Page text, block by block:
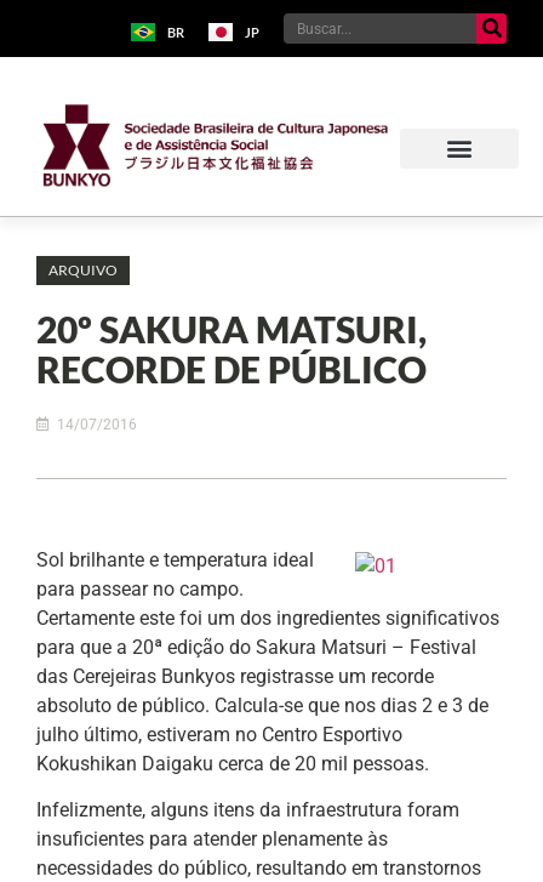
BR JP
ARQUIVO
20º SAKURA MATSURI,
RECORDE DE PÚBLICO
14/07/2016
Sol brilhante e temperatura ideal
para passear no campo.
Certamente este foi um dos ingredientes significativos
para que a 20ª edição do Sakura Matsuri – Festival
das Cerejeiras Bunkyos registrasse um recorde
absoluto de público. Calcula-se que nos dias 2 e 3 de
julho último, estiveram no Centro Esportivo
Kokushikan Daigaku cerca de 20 mil pessoas.
Infelizmente, alguns itens da infraestrutura foram
insuficientes para atender plenamente às
necessidades do público, resultando em transtornos